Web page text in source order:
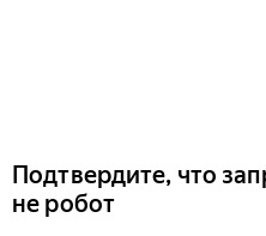
Подтвердите, что
не робот